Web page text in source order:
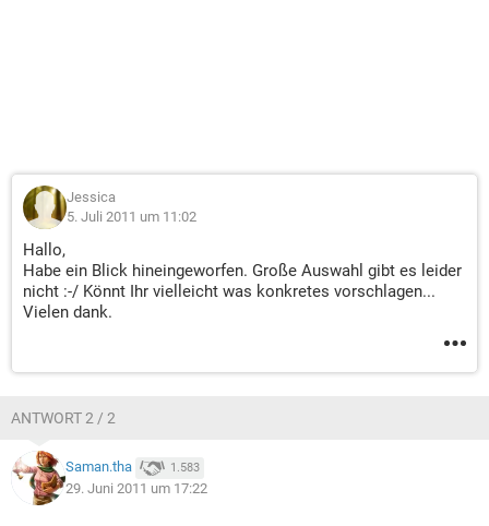
Jessica
5. Juli 2011 um 11:02
Hallo,
Habe ein Blick hineingeworfen. Große Auswahl gibt es leider
nicht :-/ Könnt Ihr vielleicht was konkretes vorschlagen...
Vielen dank.
ANTWORT 2 / 2
Saman.tha 1.583
29. Juni 2011 um 17:22